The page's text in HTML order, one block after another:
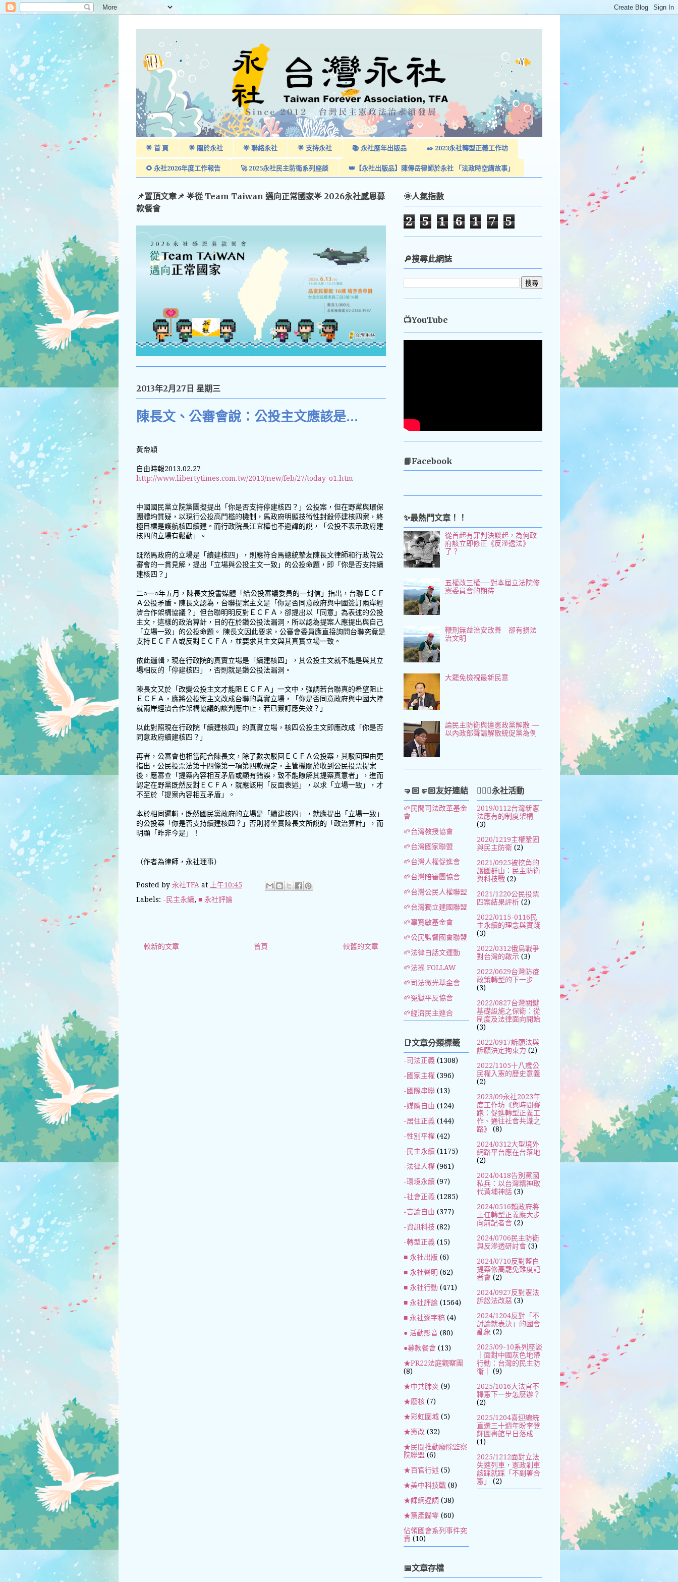
🌟 首 頁 🌟 關於永社 🌟 聯絡永社 🌟 支持永社 📚 永社歷年出版品 ✒️ 2023永社轉型正義工作坊
🌻 永社2026年度工作報告 🚀 2025永社民主防衛系列座談 👑【永社出版品】陳傳岳律師於永社 「法政時空講故事」
📌置頂文章📌 🌟從 Team Taiwan 邁向正常國家🌟 2026永社感恩募
款餐會
2013年2月27日 星期三
陳長文、公審會說：公投主文應該是...
黃帝穎
自由時報2013.02.27
http://www.libertytimes.com.tw/2013/new/feb/27/today-o1.htm
中國國民黨立院黨團擬提出「你是否支持停建核四？」公投案，但在野黨與環保
團體均質疑，以現行公投高門檻的機制，馬政府明顯技術性封殺停建核四案，終
極目標是護航核四續建。而行政院長江宜樺也不避諱的說，「公投不表示政府建
核四的立場有鬆動」。
既然馬政府的立場是「續建核四」，則應符合馬總統摯友陳長文律師和行政院公
審會的一貫見解，提出「立場與公投主文一致」的公投命題，即「你是否支持續
建核四？」
二○一○年五月，陳長文投書媒體「給公投審議委員的一封信」指出，台聯ＥＣＦ
Ａ公投矛盾。陳長文認為，台聯提案主文是「你是否同意政府與中國簽訂兩岸經
濟合作架構協議？」但台聯明明反對ＥＣＦＡ，卻提出以「同意」為表述的公投
主文，這樣的政治算計，目的在於鑽公投法漏洞，所以認為提案人應提出與自己
「立場一致」的公投命題。 陳長文因此要求，公審會委員應直接詢問台聯究竟是
支持ＥＣＦＡ或反對ＥＣＦＡ，並要求其主文與其真實立場一致。
依此邏輯，現在行政院的真實立場是「續建核四」，其公投主文就不能是與其立
場相反的「停建核四」，否則就是鑽公投法漏洞。
陳長文又於「改變公投主文才能阻ＥＣＦＡ」一文中，強調若台聯真的希望阻止
ＥＣＦＡ，應將公投案主文改成台聯的真實立場，「你是否同意政府與中國大陸
就兩岸經濟合作架構協議的談判應中止，若已簽訂應失效？」
以此對照現在行政院「續建核四」的真實立場，核四公投主文即應改成「你是否
同意政府續建核四？」
再者，公審會也相當配合陳長文，除了數次駁回ＥＣＦＡ公投案，其駁回理由更
指出，公民投票法第十四條第一項第四款規定，主管機關於收到公民投票提案
後，應審查「提案內容相互矛盾或顯有錯誤，致不能瞭解其提案真意者」，進而
認定在野黨既然反對ＥＣＦＡ，就應該用「反面表述」，以求「立場一致」，才
不至於「提案內容相互矛盾」。
本於相同邏輯，既然國民黨政府的立場是「續建核四」，就應提出「立場一致」
的公投案「你是否支持續建核四？」否則將坐實陳長文所說的「政治算計」，而
明顯「昨非今是」！
（作者為律師，永社理事）
Posted by 永社TFA at
上午10:45
Labels: -民主永續, ■ 永社評論
較新的文章 較舊的文章
首頁
🌞人氣指數
2 5 1 6 1 7 5
🔎搜尋此網誌
📺YouTube
📘Facebook
✨最熱門文章！！
從首起有罪判決談起，為何政
府該立即修正《反滲透法》
了？
五權改三權──對本屆立法院修
憲委員會的期待
鞭刑無益治安改善 卻有損法
治文明
大罷免檢視最新民意
論民主防衛與違憲政黨解散 —
以內政部聲請解散統促黨為例
🤜🏻🤛🏻友好連結
🌱民間司法改革基金
會
🌱台灣教授協會
🌱台灣國家聯盟
🌱台灣人權促進會
🌱台灣陪審團協會
🌱台灣公民人權聯盟
🌱台灣獨立建國聯盟
🌱辜寬敏基金會
🌱公民監督國會聯盟
🌱法律白話文運動
🌱法操 FOLLAW
🌱司法微光基金會
🌱冤獄平反協會
🌱經濟民主連合
📑文章分類標籤
-司法正義 (1308)
-國家主權 (396)
-國際串聯 (13)
-媒體自由 (124)
-居住正義 (144)
-性別平權 (42)
-民主永續 (1175)
-法律人權 (961)
-環境永續 (97)
-社會正義 (1285)
-言論自由 (377)
-資訊科技 (82)
-轉型正義 (15)
■ 永社出版 (6)
■ 永社聲明 (62)
■ 永社行動 (471)
■ 永社評論 (1564)
■ 永社逐字稿 (4)
● 活動影音 (80)
●募款餐會 (13)
★PR22法庭觀察團
(8)
★中共肺炎 (9)
★廢核 (7)
★彩虹圍城 (5)
★憲改 (32)
★民間推動廢除監察
院聯盟 (6)
★百官行述 (5)
★美中科技戰 (8)
★課綱違調 (38)
★黨產歸零 (60)
佔領國會系列事件究
責 (10)
🧚🏻‍♀️永社活動
2019/0112台灣新憲
法應有的制度架構
(3)
2020/1219主權鞏固
與民主防衛 (2)
2021/0925被挖角的
護國群山：民主防衛
與科技戰 (2)
2021/1220公民投票
四案結果評析 (2)
2022/0115-0116民
主永續的理念與實踐
(3)
2022/0312俄烏戰爭
對台灣的啟示 (3)
2022/0629台灣防疫
政策轉型的下一步
(3)
2022/0827台灣關鍵
基礎設施之保衛：從
制度及法律面向開始
(3)
2022/0917訴願法與
訴願決定拘束力 (2)
2022/1105十八歲公
民權入憲的歷史意義
(2)
2023/09永社2023年
度工作坊《與時間賽
跑：促進轉型正義工
作、通往社會共識之
路》
(8)
2024/0312大型境外
網路平台應在台落地
(2)
2024/0418告別黨國
私兵：以台灣精神取
代黃埔神話 (3)
2024/0516賴政府將
上任轉型正義應大步
向前記者會 (2)
2024/0706民主防衛
與反滲透研討會 (3)
2024/0710反對藍白
提案修高罷免難度記
者會 (2)
2024/0927反對憲法
訴訟法改惡 (3)
2024/1204反對「不
討論就表決」的國會
亂象 (2)
2025/09-10系列座談
｜面對中國灰色地帶
行動：台灣的民主防
衛｜
(9)
2025/1016大法官不
釋憲下一步怎麼辦？
(2)
2025/1204喜迎總統
直選三十週年盼李登
輝圖書館早日落成
(1)
2025/1212面對立法
失速列車，憲政剎車
該踩就踩「不副署合
憲」
(2)
📅文章存檔